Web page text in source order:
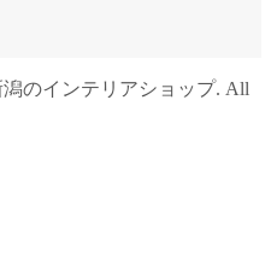
のインテリアショップ. All